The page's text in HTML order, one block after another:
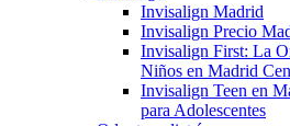
Invisalign Madrid
Invisalign Precio
Invisalign First: La
Niños en Madrid
Invisalign Teen en
para Adolescentes